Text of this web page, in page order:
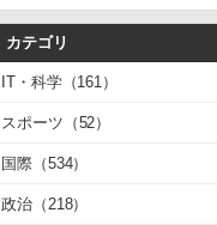
カテゴリ
IT・科学（161）
スポーツ（52）
国際（534）
政治（218）